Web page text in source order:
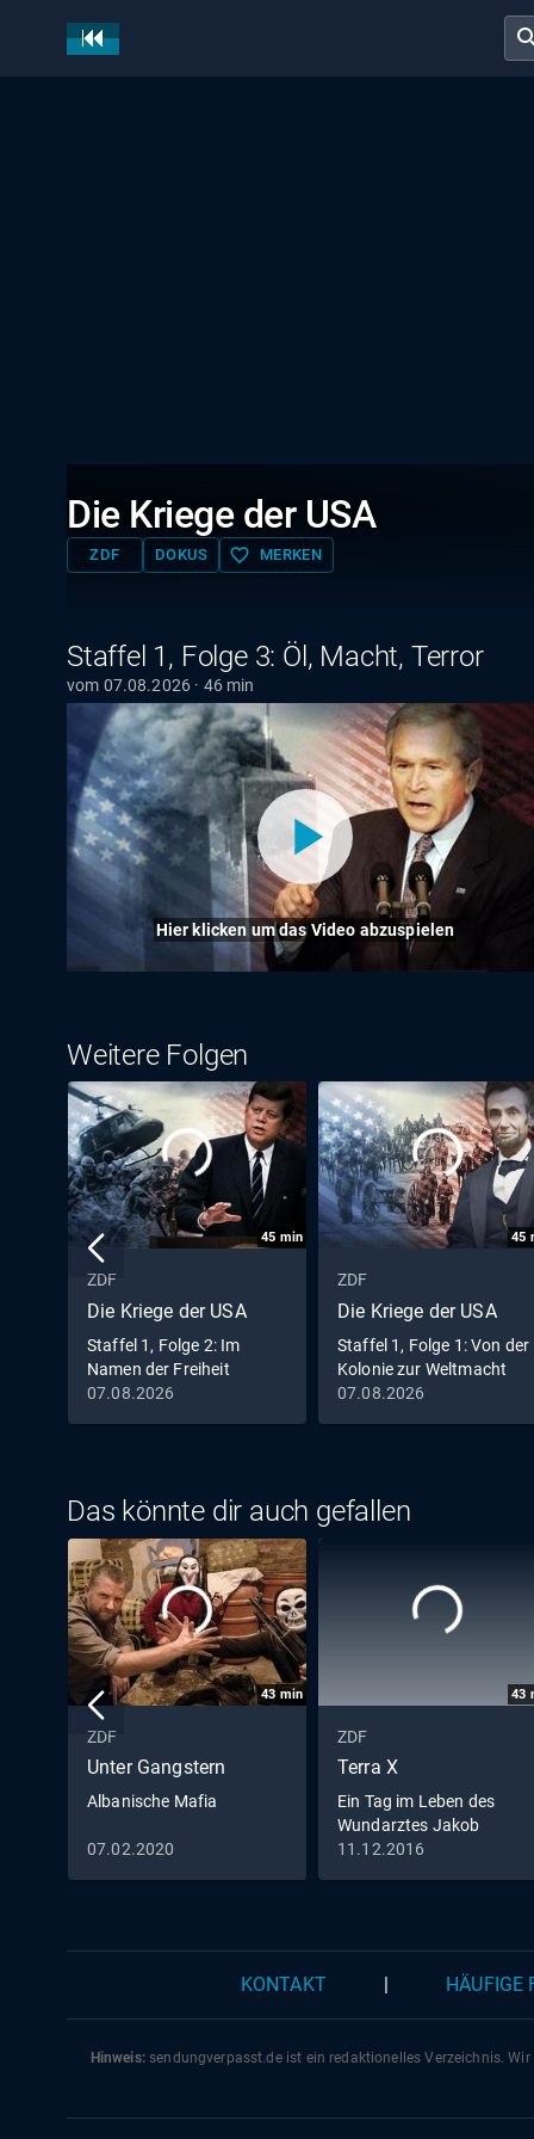
Die Kriege der USA
ZDF DOKUS favorite_border MERKEN
Staffel 1, Folge 3: Öl, Macht, Terror
vom 07.08.2026 · 46 min
Hier klicken um das Video abzuspielen
Weitere Folgen
45 min
ZDF
Die Kriege der USA
Staffel 1, Folge 2: Im
Namen der Freiheit
07.08.2026
45
ZDF
Die Kriege der USA
Staffel 1, Folge 1: Von der
Kolonie zur Weltmacht
07.08.2026
Das könnte dir auch gefallen
43 min
ZDF
Unter Gangstern
Albanische Mafia
07.02.2020
43
ZDF
Terra X
Ein Tag im Leben des
Wundarztes Jakob
Althaus im Jahr 1454
11.12.2016
KONTAKT HÄUFIGE
Hinweis:sendungverpasst.deist ein redaktionelles Verzeichnis.